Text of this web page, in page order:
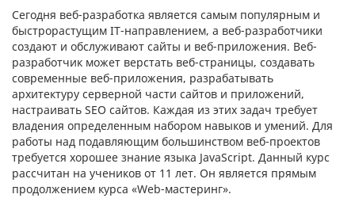
Сегодня веб-разработка является самым популярным и
быстрорастущим IT-направлением, а веб-разработчики
создают и обслуживают сайты и веб-приложения. Веб-
разработчик может верстать веб-страницы, создавать
современные веб-приложения, разрабатывать
архитектуру серверной части сайтов и приложений,
настраивать SEO сайтов. Каждая из этих задач требует
владения определенным набором навыков и умений. Для
работы над подавляющим большинством веб-проектов
требуется хорошее знание языка JavaScript. Данный курс
рассчитан на учеников от 11 лет. Он является прямым
продолжением курса «Web-мастеринг».